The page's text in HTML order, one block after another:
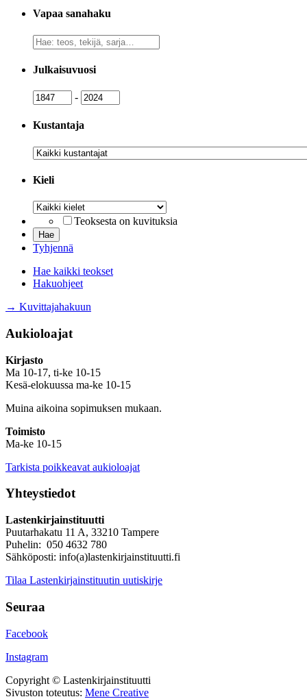
Vapaa sanahaku
Vapaa
sanahaku
Julkaisuvuosi
Julkaisuvuosi
- Julkaisuvuosi
Kustantaja
Kustantaja
Kieli
Kieli
Teoksesta on kuvituksia
Tyhjennä
Hae kaikki teokset
Hakuohjeet
→ Kuvittajahakuun
Aukioloajat
Kirjasto
Ma 10-17, ti-ke 10-15
Kesä-elokuussa ma-ke 10-15
Muina aikoina sopimuksen mukaan.
Toimisto
Ma-ke 10-15
Tarkista poikkeavat aukioloajat
Yhteystiedot
Lastenkirjainstituutti
Puutarhakatu 11 A, 33210 Tampere
Puhelin: 050 4632 780
Sähköposti: info(a)lastenkirjainstituutti.fi
Tilaa Lastenkirjainstituutin uutiskirje
Seuraa
Facebook
Instagram
Copyright © Lastenkirjainstituutti
Sivuston toteutus: Mene Creative